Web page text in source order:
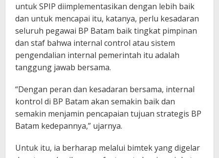
untuk SPIP diimplementasikan dengan lebih baik
dan untuk mencapai itu, katanya, perlu kesadaran
seluruh pegawai BP Batam baik tingkat pimpinan
dan staf bahwa internal control atau sistem
pengendalian internal pemerintah itu adalah
tanggung jawab bersama.
“Dengan peran dan kesadaran bersama, internal
kontrol di BP Batam akan semakin baik dan
semakin menjamin pencapaian tujuan strategis BP
Batam kedepannya,” ujarnya.
Untuk itu, ia berharap melalui bimtek yang digelar